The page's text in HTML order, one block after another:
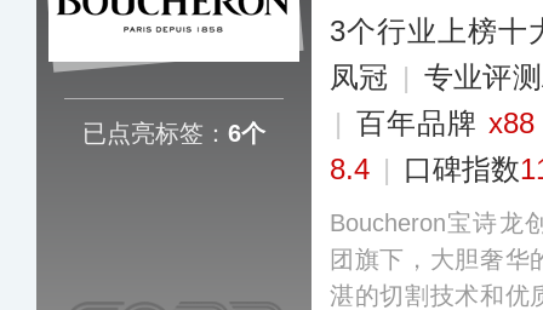
已点亮标签： 6个
3个行业上榜十
凤冠 | 专业评
| 百年品牌 x88
8.4 | 口碑指数
Boucheron宝诗龙
团旗下，大胆奢华
湛的切割技术和优